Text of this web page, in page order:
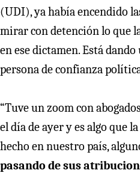
(UDI), ya había encendido
mirar con detención lo que
en ese dictamen. Está
persona de confianza
“Tuve un zoom con
el día de ayer y es algo que
hecho en nuestro país,
pasando de sus